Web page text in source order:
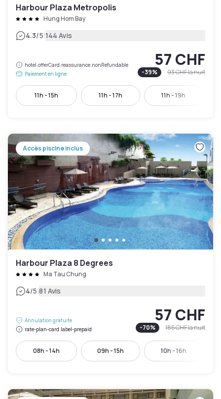
Harbour Plaza Metropolis
Hung Hom Bay
4.3/5|144 Avis
hotel.offerCard.reassurance.nonRefundable
Paiement en ligne
57 CHF
-39% 93 CHFla nuit
11h - 15h 11h - 17h 11h - 19h
Accès piscine inclus
Harbour Plaza 8 Degrees
Ma Tau Chung
4/5|81 Avis
Annulation gratuite
rate-plan-card.label-prepaid
57 CHF
-70% 185 CHFla nuit
08h - 14h 09h - 15h 10h - 16h